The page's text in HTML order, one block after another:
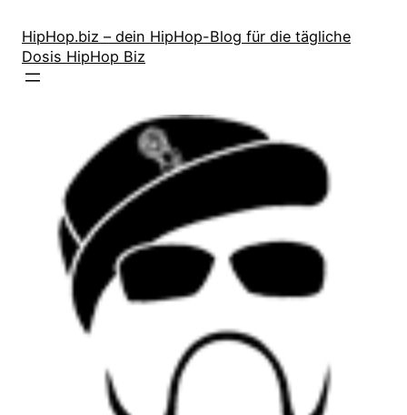
Inhalt
springen
HipHop.biz – dein HipHop-Blog für die tägliche
Dosis HipHop Biz